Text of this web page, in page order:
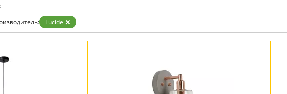
Lucide